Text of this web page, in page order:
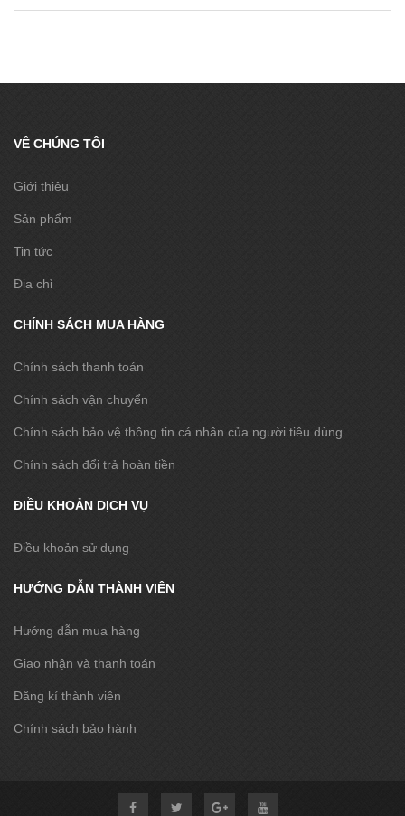
VỀ CHÚNG TÔI
Giới thiệu
Sản phẩm
Tin tức
Địa chỉ
CHÍNH SÁCH MUA HÀNG
Chính sách thanh toán
Chính sách vận chuyển
Chính sách bảo vệ thông tin cá nhân của người tiêu dùng
Chính sách đổi trả hoàn tiền
ĐIỀU KHOẢN DỊCH VỤ
Điều khoản sử dụng
HƯỚNG DẪN THÀNH VIÊN
Hướng dẫn mua hàng
Giao nhận và thanh toán
Đăng kí thành viên
Chính sách bảo hành